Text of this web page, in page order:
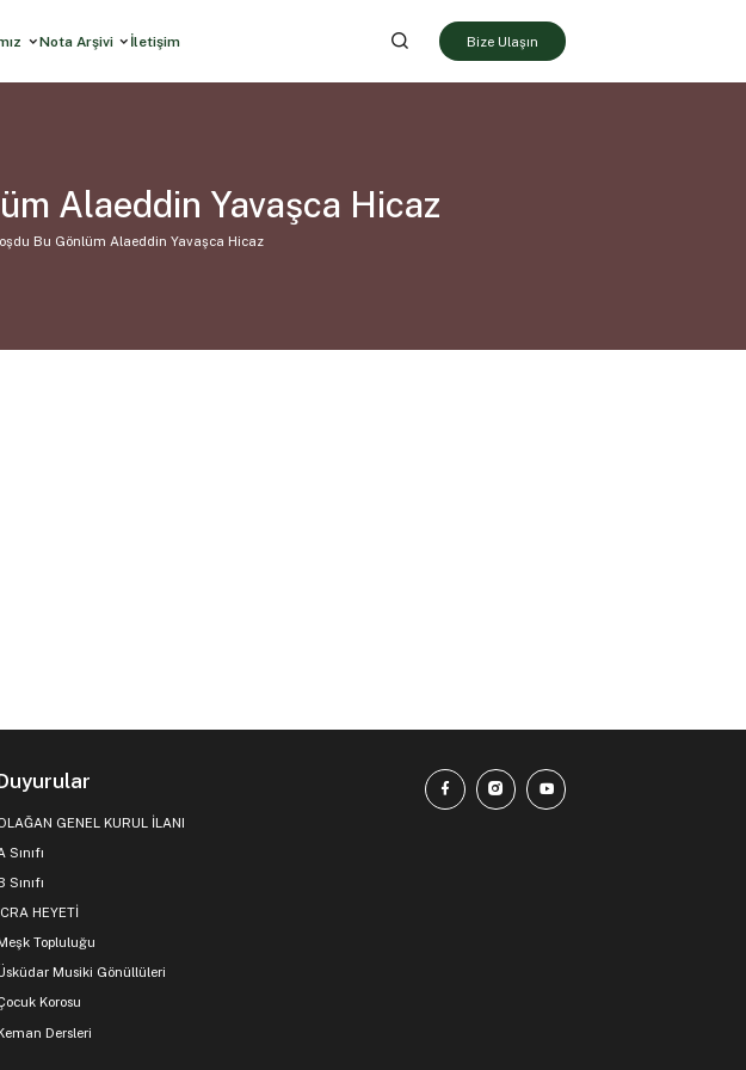
Nota Arşivi İletişim Bize Ulaşın
Alaeddin Yavaşca Hicaz
Bu Gönlüm Alaeddin Yavaşca Hicaz
GENEL KURUL İLANI
Sınıfı
Sınıfı
HEYETİ
Topluluğu
Musiki Gönüllüleri
Korosu
Dersleri